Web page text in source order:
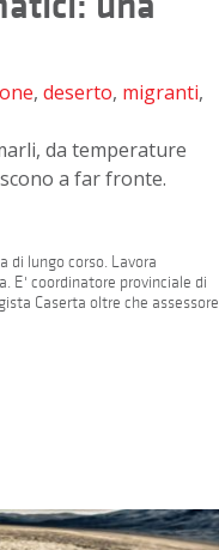
, deserto, migranti,
da temperature
a far fronte.
di lungo corso. Lavora
E' coordinatore provinciale di
Caserta oltre che assessore